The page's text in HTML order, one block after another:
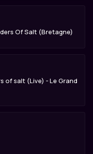
Of Salt (Bretagne)
of salt (Live) - Le Grand